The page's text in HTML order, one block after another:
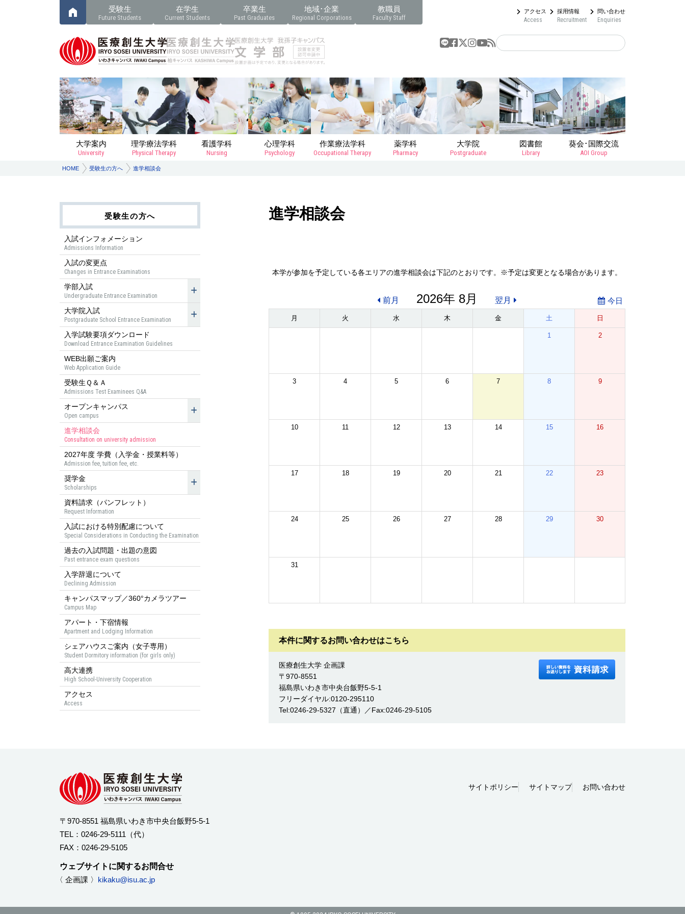
受験生
Future Students
在学生
Current Students
卒業生
Past Graduates
地域･企業
Regional Corporations
教職員
Faculty Staff
アクセス
Access
採用情報
Recruitment
問い合わせ
Enquiries
大学案内
University
理学療法学科
Physical Therapy
看護学科
Nursing
心理学科
Psychology
作業療法学科
Occupational Therapy
薬学科
Pharmacy
大学院
Postgraduate
図書館
Library
葵会･国際交流
AOI Group
HOME 受験生の方へ 進学相談会
進学相談会
本学が参加を予定している各エリアの進学相談会は下記のとおりです。※予定は変更となる場合があります。
前月 2026年 8月 翌月 今日
月 火 水 木 金 土 日
1 2
3 4 5 6 7 8 9
10 11 12 13 14 15 16
17 18 19 20 21 22 23
24 25 26 27 28 29 30
31
本件に関するお問い合わせはこちら
医療創生大学 企画課
〒970-8551
福島県いわき市中央台飯野5-5-1
フリーダイヤル:0120-295110
Tel:0246-29-5327（直通）／Fax:0246-29-5105
受験生の方へ
入試インフォメーション
Admissions Information
入試の変更点
Changes in Entrance Examinations
学部入試
Undergraduate Entrance Examination
大学院入試
Postgraduate School Entrance Examination
入学試験要項ダウンロード
Download Entrance Examination Guidelines
WEB出願ご案内
Web Application Guide
受験生Ｑ＆Ａ
Admissions Test Examinees Q&A
オープンキャンパス
Open campus
進学相談会
Consultation on university admission
2027年度 学費（入学金・授業料等）
Admission fee, tuition fee, etc.
奨学金
Scholarships
資料請求（パンフレット）
Request Information
入試における特別配慮について
Special Considerations in Conducting the Examination
過去の入試問題・出題の意図
Past entrance exam questions
入学辞退について
Declining Admission
キャンパスマップ／360°カメラツアー
Campus Map
アパート・下宿情報
Apartment and Lodging Information
シェアハウスご案内（女子専用）
Student Dormitory information (for girls only)
高大連携
High School-University Cooperation
アクセス
Access
サイトポリシー サイトマップ お問い合わせ
〒970-8551 福島県いわき市中央台飯野5-5-1
TEL： 0246-29-5111 （代）
FAX：0246-29-5105
ウェブサイトに関するお問合せ
〈 企画課 〉 kikaku@isu.ac.jp